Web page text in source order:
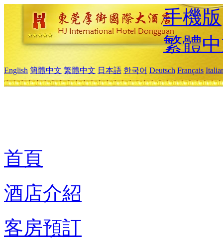
手機版
繁體
English 簡體中文 繁體中文 日本語 한국어 Deutsch Français
首頁
酒店介紹
客房預訂